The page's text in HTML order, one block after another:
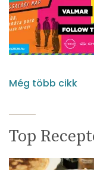
Még több cikk
Top